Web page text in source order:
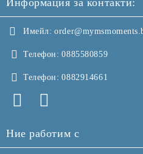
Имейл:
Телефон: 0885580859
Телефон: 0882914661
Ние работим с